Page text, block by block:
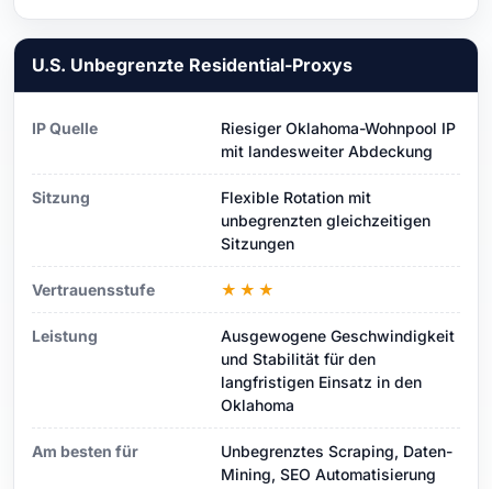
U.S. Unbegrenzte Residential-Proxys
IP Quelle
Riesiger Oklahoma-Wohnpool IP
mit landesweiter Abdeckung
Sitzung
Flexible Rotation mit
unbegrenzten gleichzeitigen
Sitzungen
Vertrauensstufe ★★★
Leistung
Ausgewogene Geschwindigkeit
und Stabilität für den
langfristigen Einsatz in den
Oklahoma
Am besten für
Unbegrenztes Scraping, Daten-
Mining, SEO Automatisierung